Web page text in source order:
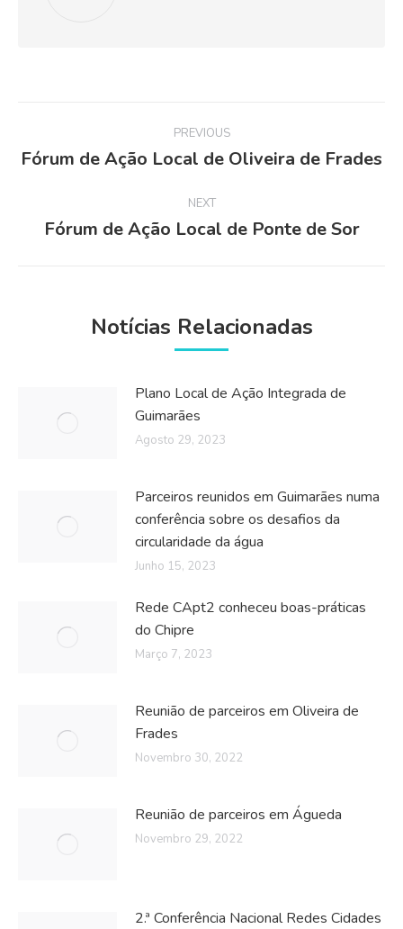
navigation
PREVIOUS
Previous
Fórum de Ação Local de Oliveira de Frades
NEXT
Next
Fórum de Ação Local de Ponte de Sor
Notícias Relacionadas
Plano Local de Ação Integrada de
Guimarães
Agosto 29, 2023
Parceiros reunidos em Guimarães numa
conferência sobre os desafios da
circularidade da água
Junho 15, 2023
Rede CApt2 conheceu boas-práticas
do Chipre
Março 7, 2023
Reunião de parceiros em Oliveira de
Frades
Novembro 30, 2022
Reunião de parceiros em Águeda
Novembro 29, 2022
2.ª Conferência Nacional Redes Cidades